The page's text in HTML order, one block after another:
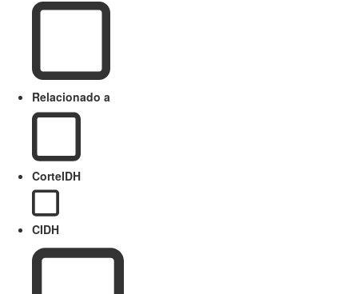
Relacionado a
CorteIDH
CIDH